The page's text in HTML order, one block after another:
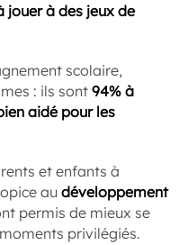
jouer à des jeux de
scolaire,
: ils sont 94% à
aidé pour les
et enfants à
au développement
permis de mieux se
privilégiés.